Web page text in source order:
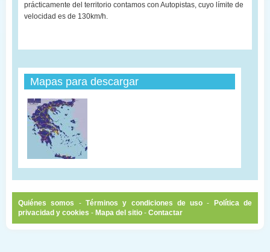
prácticamente del territorio contamos con Autopistas, cuyo límite de
velocidad es de 130km/h.
Mapas para descargar
Quiénes somos - Términos y condiciones de uso -
Política de
privacidad y cookies - Mapa del sitio - Contactar